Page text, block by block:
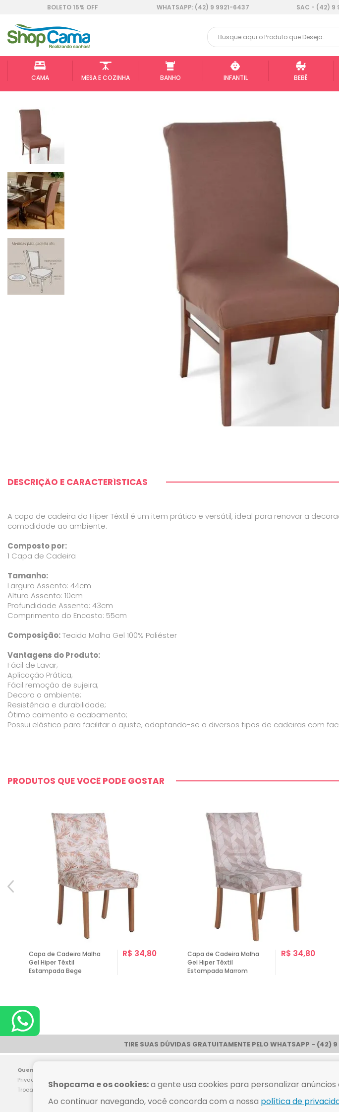
BOLETO 15% OFF WHATSAPP: (42) 9 9921-6437 SAC - (42) 9
CAMA MESA E COZINHA BANHO INFANTIL BEBÊ
DESCRIÇÃO E CARACTERÍSTICAS
A capa de cadeira da Hiper Têxtil é um item prático e versátil, ideal para renovar a
comodidade ao ambiente.
Composto por:
1 Capa de Cadeira
Tamanho:
Largura Assento: 44cm
Altura Assento: 10cm
Profundidade Assento: 43cm
Comprimento do Encosto: 55cm
Composição:Tecido Malha Gel 100% Poliéster
Vantagens do Produto:
Fácil de Lavar;
Aplicação Prática;
Fácil remoção de sujeira;
Decora o ambiente;
Resistência e durabilidade;
Ótimo caimento e acabamento;
Possui elástico para facilitar o ajuste, adaptando-se a diversos tipos de cadeiras com
PRODUTOS QUE VOCÊ PODE GOSTAR
Capa de Cadeira Malha
Gel Hiper Têxtil
Estampada Bege
R$ 34,80
Capa de Cadeira Malha
Gel Hiper Têxtil
Estampada Marrom
R$ 34,80
TIRE SUAS DÚVIDAS GRATUITAMENTE PELO WHATSAPP - (42)
Quem Somos
Privacidade
Trocas e Devoluções
Como Comprar
Política de Frete
Shopcama e os cookies:a gente usa cookies para personalizar
Ao continuar navegando, você concorda com a nossa política de